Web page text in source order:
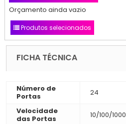
Orçamento ainda vazio
Produtos selecionados
FICHA TÉCNICA
Número de
Portas
24
Velocidade
das Portas
10/100/1000